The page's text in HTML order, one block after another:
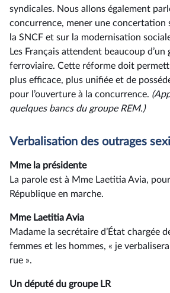
syndicales. Nous allons également
concurrence, mener une concertation
la SNCF et sur la modernisation
Les Français attendent beaucoup
ferroviaire. Cette réforme doit
plus efficace, plus unifiée et de
pour l’ouverture à la concurrence.
quelques bancs du groupe REM.)
Verbalisation des outrages
Mme la présidente
La parole est à Mme Laetitia Avia,
République en marche.
Mme Laetitia Avia
Madame la secrétaire d’État chargée
femmes et les hommes, « je
rue ».
Un député du groupe LR